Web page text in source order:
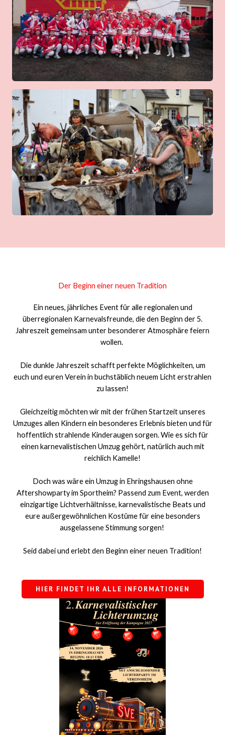
Der Beginn einer neuen Tradition
Ein neues, jährliches Event für alle regionalen und
überregionalen Karnevalsfreunde, die den Beginn der 5.
Jahreszeit gemeinsam unter besonderer Atmosphäre feiern
wollen.
Die dunkle Jahreszeit schafft perfekte Möglichkeiten, um
euch und euren Verein in buchstäblich neuem Licht erstrahlen
zu lassen!
Gleichzeitig möchten wir mit der frühen Startzeit unseres
Umzuges allen Kindern ein besonderes Erlebnis bieten und für
hoffentlich strahlende Kinderaugen sorgen. Wie es sich für
einen karnevalistischen Umzug gehört, natürlich auch mit
reichlich Kamelle!
Doch was wäre ein Umzug in Ehringshausen ohne
Aftershowparty im Sportheim? Passend zum Event, werden
einzigartige Lichtverhältnisse, karnevalistische Beats und
eure außergewöhnlichen Kostüme für eine besonders
ausgelassene Stimmung sorgen!
Seid dabei und erlebt den Beginn einer neuen Tradition!
HIER FINDET IHR ALLE INFORMATIONEN